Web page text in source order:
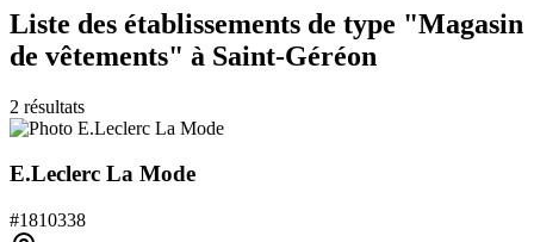
Liste des établissements de type "Magasin
de vêtements" à Saint-Géréon
2 résultats
E.Leclerc La Mode
#1810338